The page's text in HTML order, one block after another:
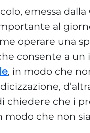
emessa
al
operare una
consente a un
, in modo che
chiedere che i
che non